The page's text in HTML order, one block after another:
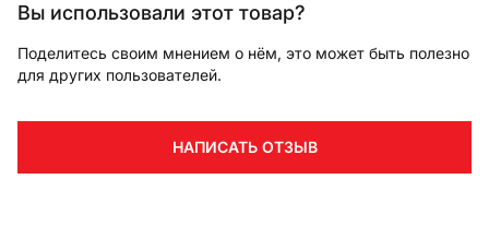
Вы использовали этот товар?
Поделитесь своим мнением о нём, это может быть полезно
для других пользователей.
НАПИСАТЬ ОТЗЫВ